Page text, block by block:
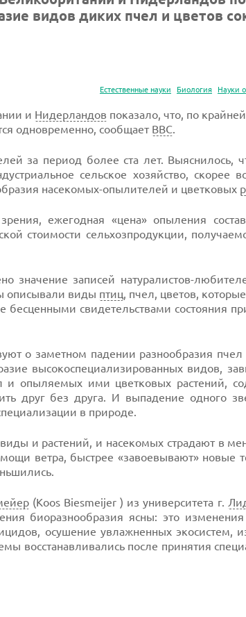
видов диких пчел и цветов
Естественные науки Биология Науки
и Нидерландов показало, что, по
одновременно, сообщает BBC.
за период более ста лет. Выяснилось,
сельское хозяйство, скорее
насекомых-опылителей и цветковых
ежегодная «цена» опыления
стоимости сельхозпродукции,
значение записей натуралистов-
описывали виды птиц, пчел, цветов,
бесценными свидетельствами состояния
о заметном падении разнообразия
высокоспециализированных видов,
опыляемых ими цветковых растений,
друг без друга. И выпадение одного
в природе.
и растений, и насекомых страдают в
ветра, быстрее «завоевывают» новые
(Koos Biesmeijer ) из университета г.
биоразнообразия ясны: это
осушение увлажненных экосистем,
восстанавливались после принятия